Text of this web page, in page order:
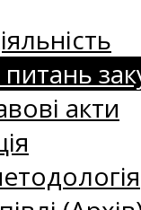
питань
акти